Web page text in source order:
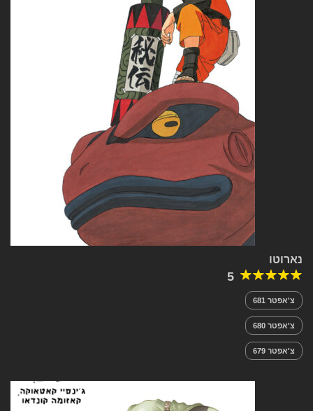
נארוטו
5
צ'אפטר 681
צ'אפטר 680
צ'אפטר 679